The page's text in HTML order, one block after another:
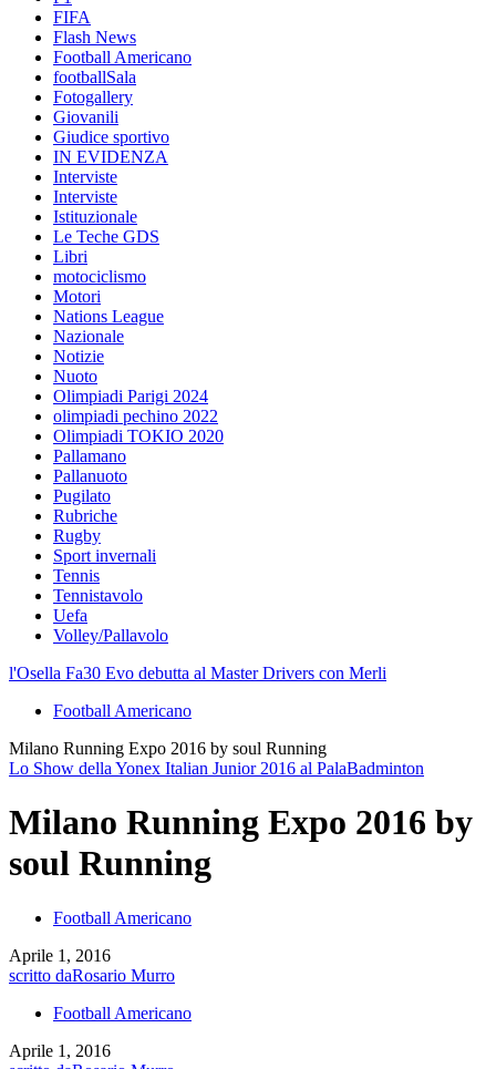
FIFA
Flash News
Football Americano
footballSala
Fotogallery
Giovanili
Giudice sportivo
IN EVIDENZA
Interviste
Interviste
Istituzionale
Le Teche GDS
Libri
motociclismo
Motori
Nations League
Nazionale
Notizie
Nuoto
Olimpiadi Parigi 2024
olimpiadi pechino 2022
Olimpiadi TOKIO 2020
Pallamano
Pallanuoto
Pugilato
Rubriche
Rugby
Sport invernali
Tennis
Tennistavolo
Uefa
Volley/Pallavolo
l'Osella Fa30 Evo debutta al Master Drivers con Merli
Football Americano
Milano Running Expo 2016 by soul Running
Lo Show della Yonex Italian Junior 2016 al PalaBadminton
Milano Running Expo 2016 by
soul Running
Football Americano
Aprile 1, 2016
scritto daRosario Murro
Football Americano
Aprile 1, 2016